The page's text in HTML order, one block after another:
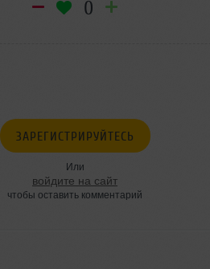
0
ЗАРЕГИСТРИРУЙТЕСЬ
Или
войдите на сайт
чтобы оставить комментарий